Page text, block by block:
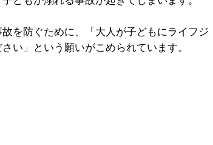
を防ぐために、「大人が子どもにライフジ
い」という願いがこめられています。